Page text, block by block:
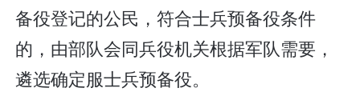
备役登记的公民，符合士兵预备役条件
的，由部队会同兵役机关根据军队需要，
遴选确定服士兵预备役。